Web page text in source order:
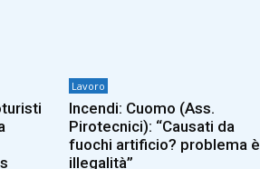
Lavoro
Incendi: Cuomo (Ass.
Pirotecnici): “Causati da
fuochi artificio? problema è
illegalità”